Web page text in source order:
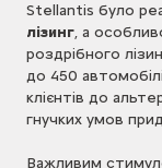
Stellantis було
лізинг, а
роздрібного
до 450
клієнтів до
гнучких умов
Важливим